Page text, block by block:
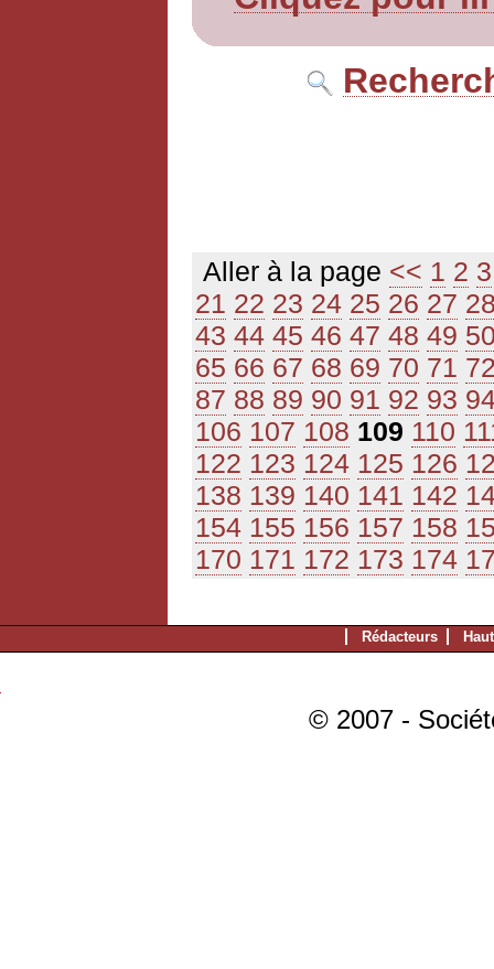
Aller à la page << 1 2 3
21 22 23 24 25 26 27
43 44 45 46 47 48 49
65 66 67 68 69 70 71
87 88 89 90 91 92 93
106 107 108 109 110
122 123 124 125 126
138 139 140 141 142
154 155 156 157 158
170 171 172 173 174
Rédacteurs
© 2007 -